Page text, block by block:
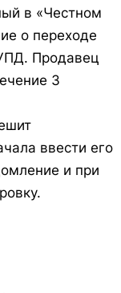
в «Честном
о переходе
Продавец
3
ввести его
и при